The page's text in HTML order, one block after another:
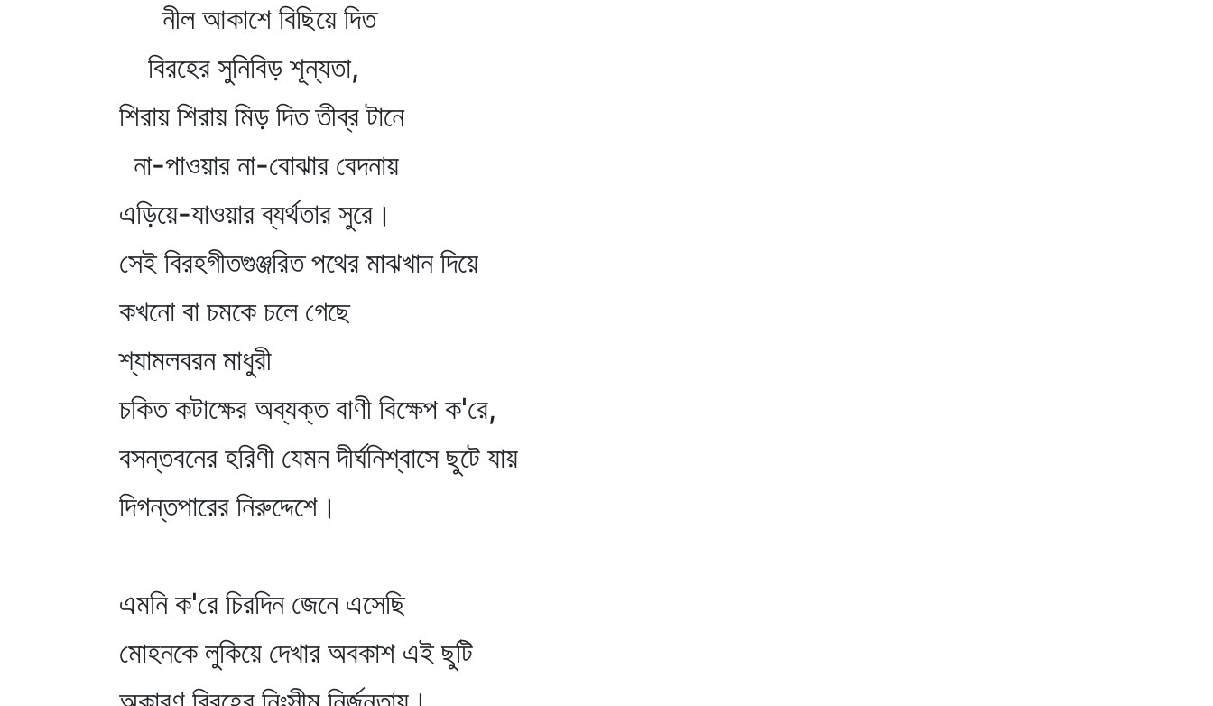
নীল আকাশে বিছিয়ে দিত
বিরহের সুনিবিড় শূন্যতা,
শিরায় শিরায় মিড় দিত তীব্র টানে
না-পাওয়ার না-বোঝার বেদনায়
এড়িয়ে-যাওয়ার ব্যর্থতার সুরে।
সেই বিরহগীতগুঞ্জরিত পথের মাঝখান দিয়ে
কখনো বা চমকে চলে গেছে
শ্যামলবরন মাধুরী
চকিত কটাক্ষের অব্যক্ত বাণী বিক্ষেপ ক'রে,
বসন্তবনের হরিণী যেমন দীর্ঘনিশ্বাসে ছুটে যায়
দিগন্তপারের নিরুদ্দেশে।
এমনি ক'রে চিরদিন জেনে এসেছি
মোহনকে লুকিয়ে দেখার অবকাশ এই ছুটি